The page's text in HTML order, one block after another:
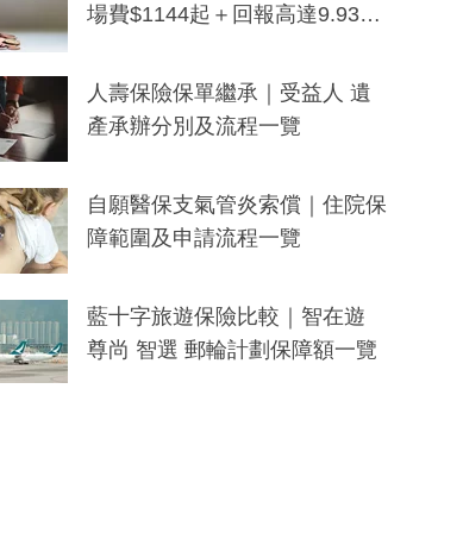
場費$1144起＋回報高達9.93
人壽保險保單繼承｜受益人 遺
產承辦分別及流程一覽
自願醫保支氣管炎索償｜住院保
障範圍及申請流程一覽
藍十字旅遊保險比較｜智在遊
尊尚 智選 郵輪計劃保障額一覽